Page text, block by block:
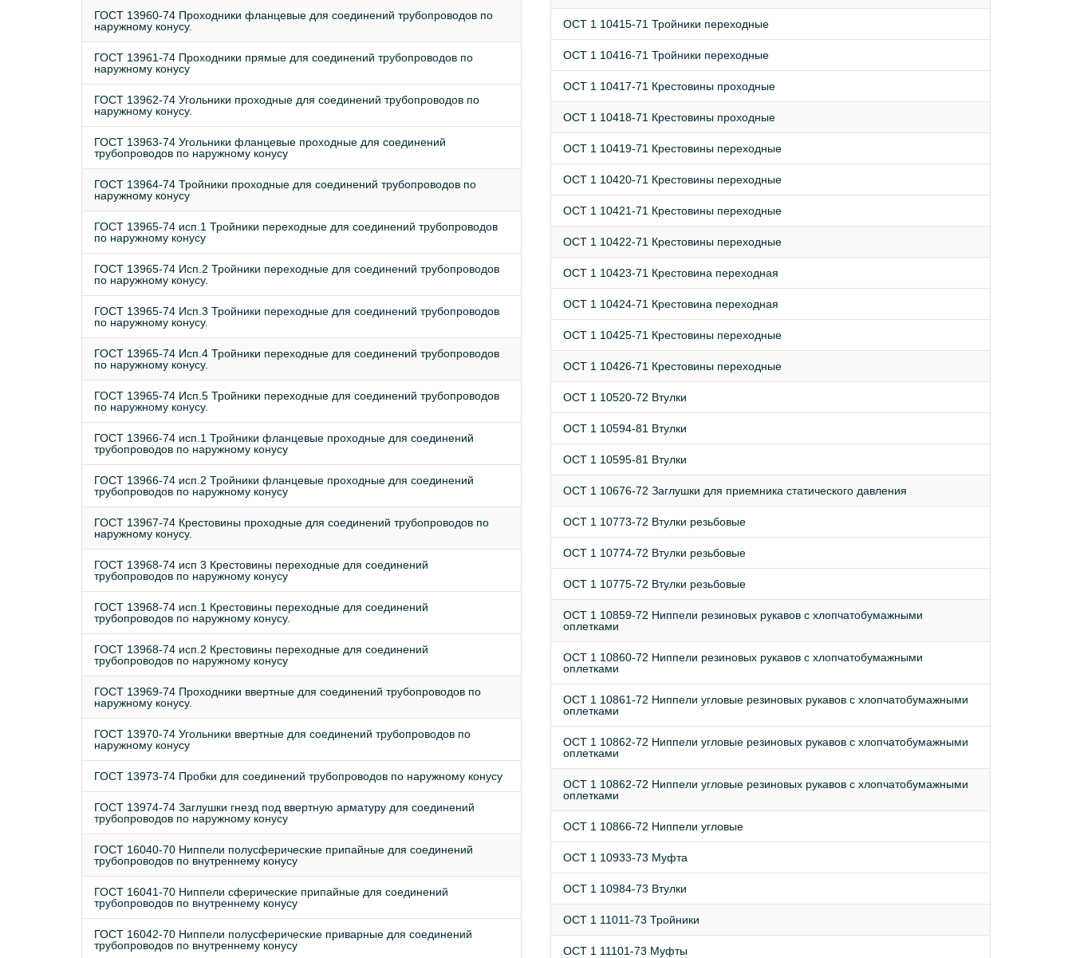
ГОСТ 13960-74 Проходники фланцевые для соединений трубопроводов по
наружному конусу.
ГОСТ 13961-74 Проходники прямые для соединений трубопроводов по
наружному конусу
ГОСТ 13962-74 Угольники проходные для соединений трубопроводов по
наружному конусу.
ГОСТ 13963-74 Угольники фланцевые проходные для соединений
трубопроводов по наружному конусу
ГОСТ 13964-74 Тройники проходные для соединений трубопроводов по
наружному конусу
ГОСТ 13965-74 исп.1 Тройники переходные для соединений трубопроводов
по наружному конусу
ГОСТ 13965-74 Исп.2 Тройники переходные для соединений трубопроводов
по наружному конусу.
ГОСТ 13965-74 Исп.3 Тройники переходные для соединений трубопроводов
по наружному конусу.
ГОСТ 13965-74 Исп.4 Тройники переходные для соединений трубопроводов
по наружному конусу.
ГОСТ 13965-74 Исп.5 Тройники переходные для соединений трубопроводов
по наружному конусу.
ГОСТ 13966-74 исп.1 Тройники фланцевые проходные для соединений
трубопроводов по наружному конусу
ГОСТ 13966-74 исп.2 Тройники фланцевые проходные для соединений
трубопроводов по наружному конусу
ГОСТ 13967-74 Крестовины проходные для соединений трубопроводов по
наружному конусу.
ГОСТ 13968-74 исп 3 Крестовины переходные для соединений
трубопроводов по наружному конусу
ГОСТ 13968-74 исп.1 Крестовины переходные для соединений
трубопроводов по наружному конусу.
ГОСТ 13968-74 исп.2 Крестовины переходные для соединений
трубопроводов по наружному конусу
ГОСТ 13969-74 Проходники ввертные для соединений трубопроводов по
наружному конусу.
ГОСТ 13970-74 Угольники ввертные для соединений трубопроводов по
наружному конусу
ГОСТ 13973-74 Пробки для соединений трубопроводов по наружному конусу
ГОСТ 13974-74 Заглушки гнезд под ввертную арматуру для соединений
трубопроводов по наружному конусу
ГОСТ 16040-70 Ниппели полусферические припайные для соединений
трубопроводов по внутреннему конусу
ГОСТ 16041-70 Ниппели сферические припайные для соединений
трубопроводов по внутреннему конусу
ГОСТ 16042-70 Ниппели полусферические приварные для соединений
трубопроводов по внутреннему конусу
ОСТ 1 10415-71 Тройники переходные
ОСТ 1 10416-71 Тройники переходные
ОСТ 1 10417-71 Крестовины проходные
ОСТ 1 10418-71 Крестовины проходные
ОСТ 1 10419-71 Крестовины переходные
ОСТ 1 10420-71 Крестовины переходные
ОСТ 1 10421-71 Крестовины переходные
ОСТ 1 10422-71 Крестовины переходные
ОСТ 1 10423-71 Крестовина переходная
ОСТ 1 10424-71 Крестовина переходная
ОСТ 1 10425-71 Крестовины переходные
ОСТ 1 10426-71 Крестовины переходные
ОСТ 1 10520-72 Втулки
ОСТ 1 10594-81 Втулки
ОСТ 1 10595-81 Втулки
ОСТ 1 10676-72 Заглушки для приемника статического давления
ОСТ 1 10773-72 Втулки резьбовые
ОСТ 1 10774-72 Втулки резьбовые
ОСТ 1 10775-72 Втулки резьбовые
ОСТ 1 10859-72 Ниппели резиновых рукавов с хлопчатобумажными
оплетками
ОСТ 1 10860-72 Ниппели резиновых рукавов с хлопчатобумажными
оплетками
ОСТ 1 10861-72 Ниппели угловые резиновых рукавов с хлопчатобумажными
оплетками
ОСТ 1 10862-72 Ниппели угловые резиновых рукавов с хлопчатобумажными
оплетками
ОСТ 1 10862-72 Ниппели угловые резиновых рукавов с хлопчатобумажными
оплетками
ОСТ 1 10866-72 Ниппели угловые
ОСТ 1 10933-73 Муфта
ОСТ 1 10984-73 Втулки
ОСТ 1 11011-73 Тройники
ОСТ 1 11101-73 Муфты